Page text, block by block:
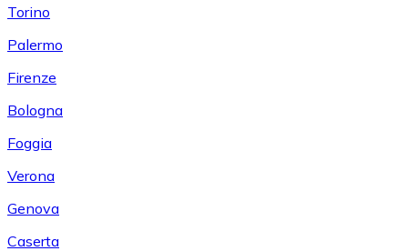
Torino
Palermo
Firenze
Bologna
Foggia
Verona
Genova
Caserta